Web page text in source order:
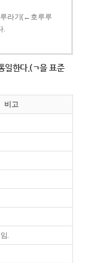
라기(←호루루
.
통일한다.(ㄱ을 표준
비고
.